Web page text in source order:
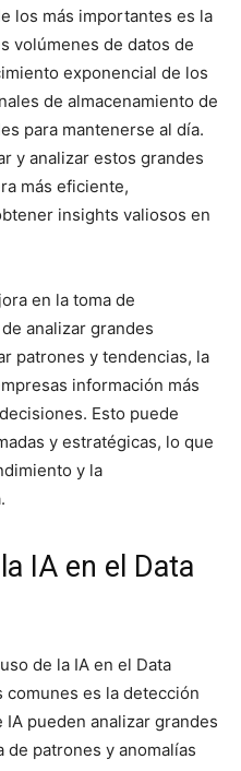
los más importantes es la
volúmenes de datos de
exponencial de los
de almacenamiento de
para mantenerse al día.
y analizar estos grandes
más eficiente,
insights valiosos en
en la toma de
analizar grandes
patrones y tendencias, la
información más
Esto puede
y estratégicas, lo que
y la
IA en el Data
de la IA en el Data
comunes es la detección
pueden analizar grandes
patrones y anomalías